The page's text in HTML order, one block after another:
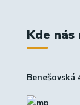
Kde
Benešovská